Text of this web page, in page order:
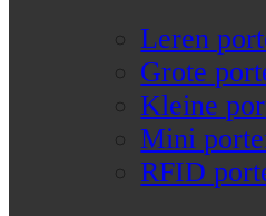
Leren
Grote
Kleine
Mini
RFID